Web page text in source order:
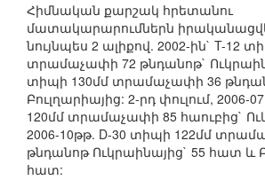
Հիմնական քարշակ հրետանու
մատակարարումներն
նույնպես 2 ալիքով. 2002-ին` T-12
տրամաչափի 72 թնդանոթ`
տիպի 130մմ տրամաչափի 36
Բուլղարիայից: 2-րդ փուլում, 2006-
120մմ տրամաչափի 85 հաուբից`
2006-10թթ. D-30 տիպի 122մմ
թնդանոթ Ուկրաինայից` 55 հատ և
հատ: